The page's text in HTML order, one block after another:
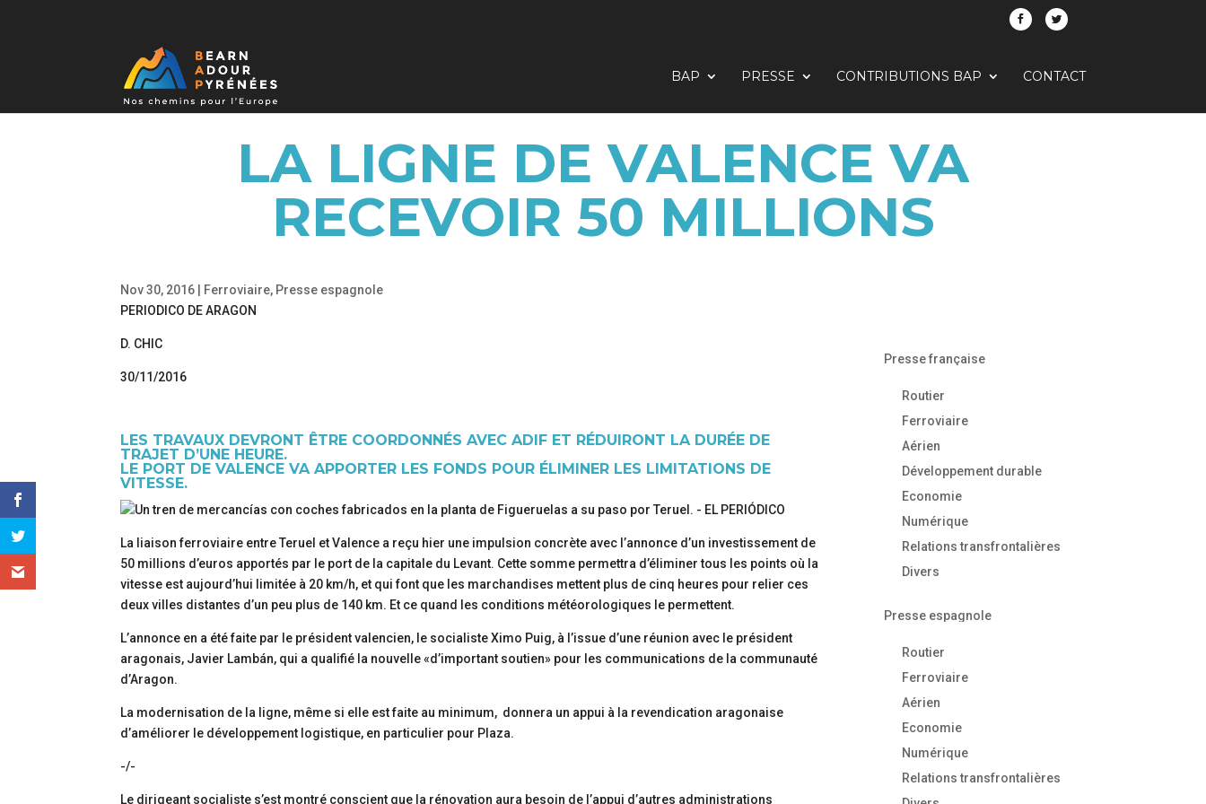
BAP PRESSE CONTRIBUTIONS BAP CONTACT
LA LIGNE DE VALENCE VA
RECEVOIR 50 MILLIONS
Nov 30, 2016 Ferroviaire, Presse espagnole
PERIODICO DE ARAGON
D. CHIC
30/11/2016
LES TRAVAUX DEVRONT ÊTRE COORDONNÉS AVEC ADIF ET RÉDUIRONT LA DURÉE DE
TRAJET D’UNE HEURE.
LE PORT DE VALENCE VA APPORTER LES FONDS POUR ÉLIMINER LES LIMITATIONS DE
VITESSE.
La liaison ferroviaire entre Teruel et Valence a reçu hier une impulsion concrète avec l’annonce d’un investissement de
50 millions d’euros apportés par le port de la capitale du Levant. Cette somme permettra d’éliminer tous les points où la
vitesse est aujourd’hui limitée à 20 km/h, et qui font que les marchandises mettent plus de cinq heures pour relier ces
deux villes distantes d’un peu plus de 140 km. Et ce quand les conditions météorologiques le permettent.
L’annonce en a été faite par le président valencien, le socialiste Ximo Puig, à l’issue d’une réunion avec le président
aragonais, Javier Lambán, qui a qualifié la nouvelle «d’important soutien» pour les communications de la communauté
d’Aragon.
La modernisation de la ligne, même si elle est faite au minimum, donnera un appui à la revendication aragonaise
d’améliorer le développement logistique, en particulier pour Plaza.
-/-
Le dirigeant socialiste s’est montré conscient que la rénovation aura besoin de l’appui d’autres administrations
Presse française
Routier
Ferroviaire
Aérien
Développement durable
Economie
Numérique
Relations transfrontalières
Divers
Presse espagnole
Routier
Ferroviaire
Aérien
Economie
Numérique
Relations transfrontalières